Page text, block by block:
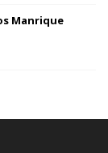
Manrique